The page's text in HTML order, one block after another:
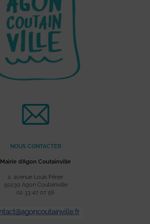
NOUS CONTACTER
Mairie d’Agon Coutainville
2, avenue Louis Périer
50230 Agon Coutainville
02 33 47 07 56